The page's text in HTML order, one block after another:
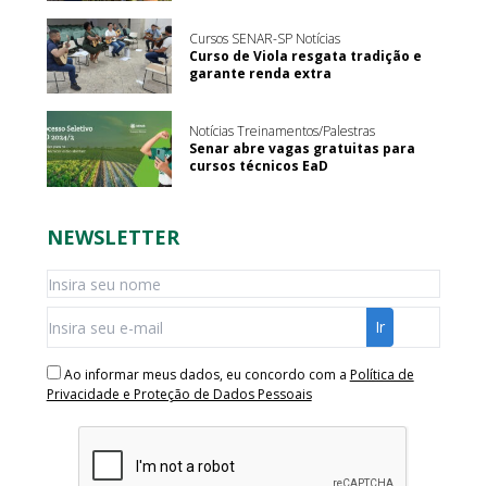
Cursos SENAR-SP Notícias
Curso de Viola resgata tradição e
garante renda extra
Notícias Treinamentos/Palestras
Senar abre vagas gratuitas para
cursos técnicos EaD
NEWSLETTER
Ao informar meus dados, eu concordo com a Política de
Privacidade e Proteção de Dados Pessoais